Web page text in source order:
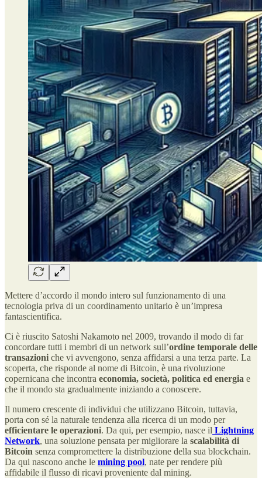
Mettere d’accordo il mondo intero sul funzionamento di una
tecnologia priva di un coordinamento unitario è un’impresa
fantascientifica.
Ci è riuscito Satoshi Nakamoto nel 2009, trovando il modo di far
concordare tutti i membri di un network sull’ordine temporale delle
transazioni che vi avvengono, senza affidarsi a una terza parte. La
scoperta, che risponde al nome di Bitcoin, è una rivoluzione
copernicana che incontra economia, società, politica ed energia e
che il mondo sta gradualmente iniziando a conoscere.
Il numero crescente di individui che utilizzano Bitcoin, tuttavia,
porta con sé la naturale tendenza alla ricerca di un modo per
efficientare le operazioni. Da qui, per esempio, nasce il Lightning
Network, una soluzione pensata per migliorare la scalabilità di
Bitcoin senza compromettere la distribuzione della sua blockchain.
Da qui nascono anche le mining pool, nate per rendere più
affidabile il flusso di ricavi proveniente dal mining.